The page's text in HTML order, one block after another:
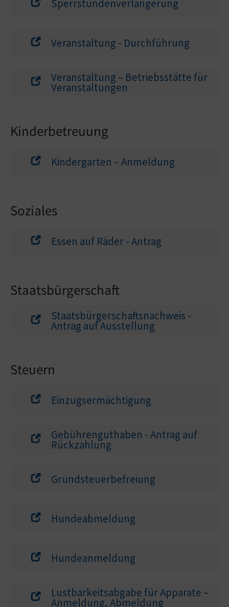
Sperrstundenverlängerung
Veranstaltung - Durchführung
Veranstaltung – Betriebsstätte für
Veranstaltungen
Kinderbetreuung
Kindergarten – Anmeldung
Soziales
Essen auf Räder - Antrag
Staatsbürgerschaft
Staatsbürgerschaftsnachweis -
Antrag auf Ausstellung
Steuern
Einzugsermächtigung
Gebührenguthaben - Antrag auf
Rückzahlung
Grundsteuerbefreiung
Hundeabmeldung
Hundeanmeldung
Lustbarkeitsabgabe für Apparate –
Anmeldung, Abmeldung